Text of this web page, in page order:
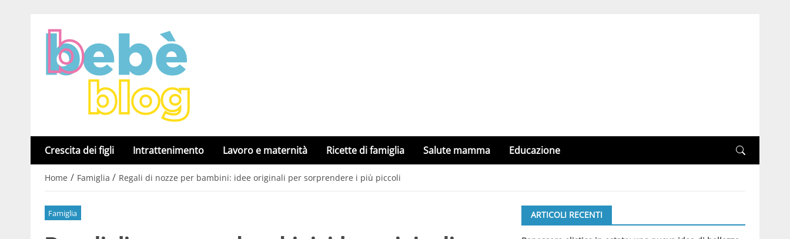
Crescita dei figli Intrattenimento Lavoro e maternità Ricette di famiglia Salute mamma Educazione
Home / Famiglia / Regali di nozze per bambini: idee originali per sorprendere i più piccoli
Famiglia ARTICOLI RECENTI